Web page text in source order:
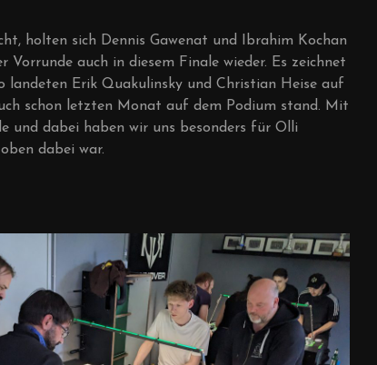
holten sich Dennis Gawenat und Ibrahim Kochan
auch in diesem Finale wieder. Es zeichnet
landeten Erik Quakulinsky und Christian Heise auf
schon letzten Monat auf dem Podium stand. Mit
und dabei haben wir uns besonders für Olli
dabei war.